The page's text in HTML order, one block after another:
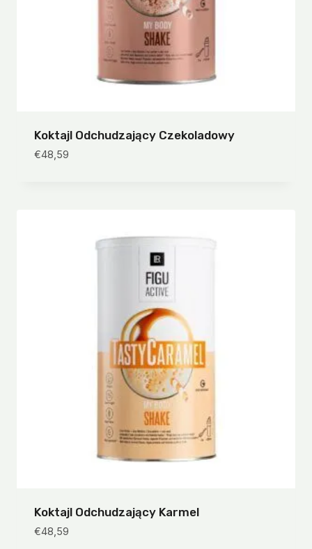
Koktajl Odchudzający Czekoladowy
€48,59
Koktajl Odchudzający Karmel
€48,59